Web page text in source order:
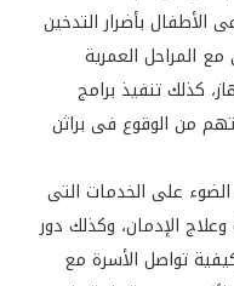
الأطفال بأضرار التدخين
المراحل العمرية
كذلك تنفيذ برامج
من الوقوع فى براثن
على الخدمات التى
الإدمان، وكذلك دور
تواصل الأسرة مع